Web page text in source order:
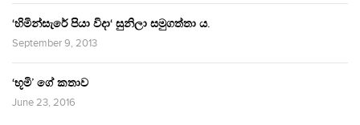
‘හිමින්සැරේ පියා විදා‘ සුනිලා සමුගත්තා ය.
September 9, 2013
‘භූමි’ ගේ කතාව
June 23, 2016